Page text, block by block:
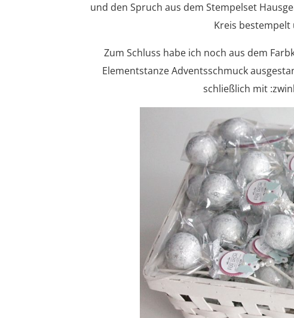
und den Spruch aus dem Stempelset
Kreis
Zum Schluss habe ich noch aus dem
Elementstanze Adventsschmuck
schließlich mit